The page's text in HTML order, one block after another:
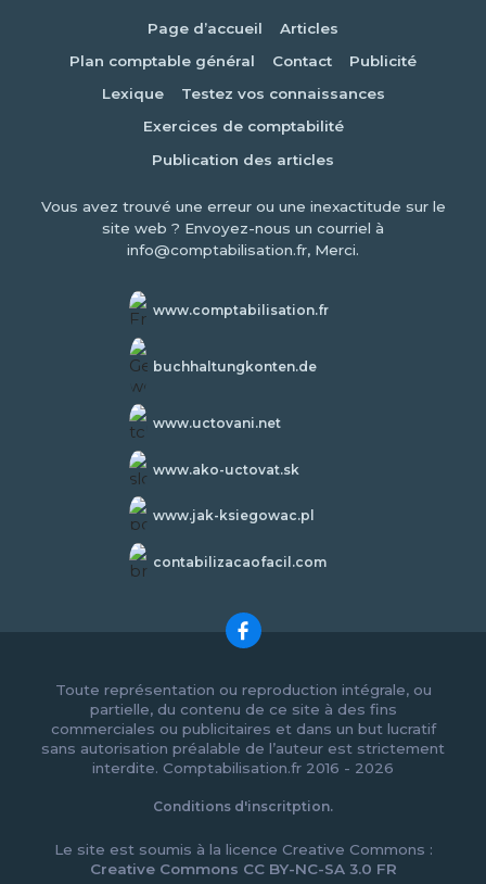
Page d’accueil
Articles
Plan comptable général
Contact
Publicité
Lexique
Testez vos connaissances
Exercices de comptabilité
Publication des articles
Vous avez trouvé une erreur ou une inexactitude sur le
site web ? Envoyez-nous un courriel à
info@comptabilisation.fr, Merci.
www.comptabilisation.fr
buchhaltungkonten.de
www.uctovani.net
www.ako-uctovat.sk
www.jak-ksiegowac.pl
contabilizacaofacil.com
Toute représentation ou reproduction intégrale, ou
partielle, du contenu de ce site à des fins
commerciales ou publicitaires et dans un but lucratif
sans autorisation préalable de l’auteur est strictement
interdite. Comptabilisation.fr 2016 - 2026
Conditions d'inscritption.
Le site est soumis à la licence Creative Commons :
Creative Commons CC BY-NC-SA 3.0 FR